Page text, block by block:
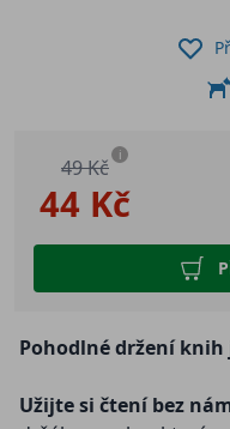
44 Kč
49 Kč i
Pohodlné držení
Užijte si čtení bez